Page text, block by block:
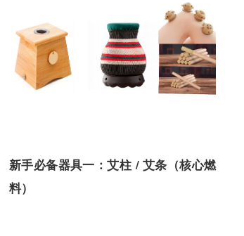
新手必备器具一：艾柱 / 艾条（核心燃
料）